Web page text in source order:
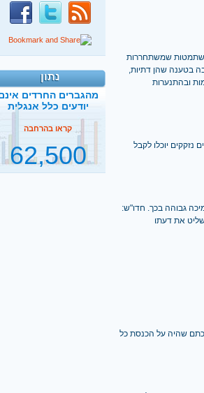
נתון
40%
מהגברים החרדים אינם
יודעים כלל אנגלית
קראו בהרחבה
62,500
תלמידי ישיבות בהסדר
קראו בהרחבה
שמשתחררות
בטענה שהן דתיות,
ובהתנערות
יוכלו לקבל
גבוהה בכך. חדו"ש:
את דעתו
כתם שהיה על הכנסת כל